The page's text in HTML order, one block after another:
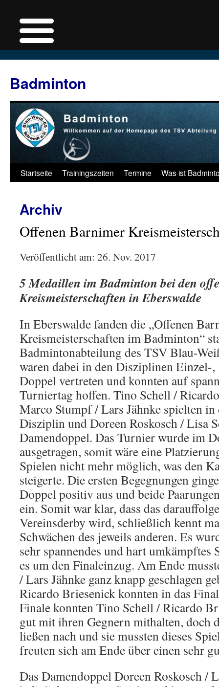
Badminton
Zum
springen
Startseite Trainingszeiten Termine Was ist
Archiv
Offenen Barnimer
Veröffentlicht am: 26. Nov. 2017
5 Medaillen im Badminton bei den
Kreismeisterschaften in Eberswalde
In Eberswalde fanden die „Offenen
Kreismeisterschaften im Badminton“
Badmintonabteilung des TSV Blau-
waren dabei in den Disziplinen
Doppel vertreten und konnten auf
Turniertag hoffen. Tino Schell /
Marco Stumpf / Lars Jähnke spielten
Disziplin und Doreen Roskosch / Lisa
Damendoppel. Das Turnier wurde im
ausgetragen, somit wäre eine
Spielen nicht mehr möglich, was den
steigerte. Die ersten Begegnungen
Doppel positiv aus und beide
ein. Somit war klar, dass das
Vereinsderby wird, schließlich kennt
Schwächen des jeweils anderen. Es
sehr spannendes und hart
es um den Finaleinzug. Am Ende
/ Lars Jähnke ganz knapp geschlagen
Ricardo Briesenick konnten in das
Finale konnten Tino Schell / Ricardo
gut mit ihren Gegnern mithalten, doch
ließen nach und sie mussten dieses
freuten sich am Ende über einen sehr
Das Damendoppel Doreen Roskosch /